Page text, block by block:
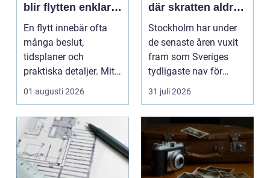
blir flytten enklare
och mer trygg
En flytt innebär ofta
många beslut,
tidsplaner och
praktiska detaljer. Mitt
i allt hamnar
flyttstädn...
01 augusti 2026
där skratten aldrig
tar paus
Stockholm har under
de senaste åren vuxit
fram som Sveriges
tydligaste nav för
livehumor....
31 juli 2026